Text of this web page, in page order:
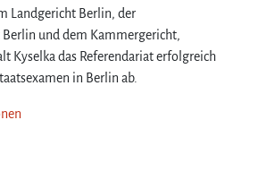
Landgericht Berlin, der
und dem Kammergericht,
Kyselka das Referendariat erfolgreich
in Berlin ab.